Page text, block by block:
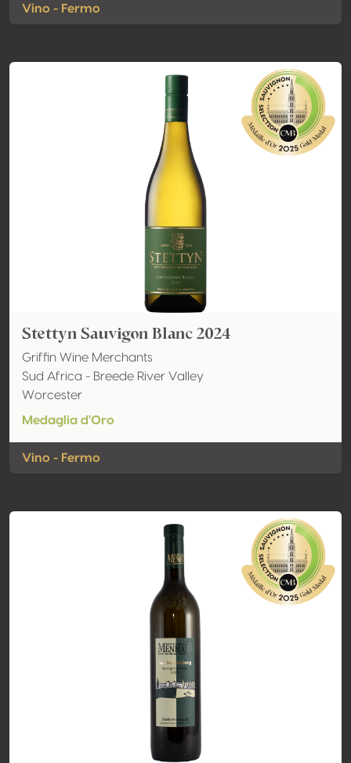
Vino - Fermo
Stettyn Sauvigon Blanc 2024
Griffin Wine Merchants
Sud Africa - Breede River Valley
Worcester
Medaglia d'Oro
Vino - Fermo